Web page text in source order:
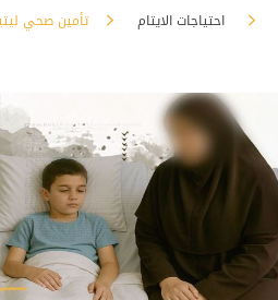
احتياجات الايتام تأمين صحي